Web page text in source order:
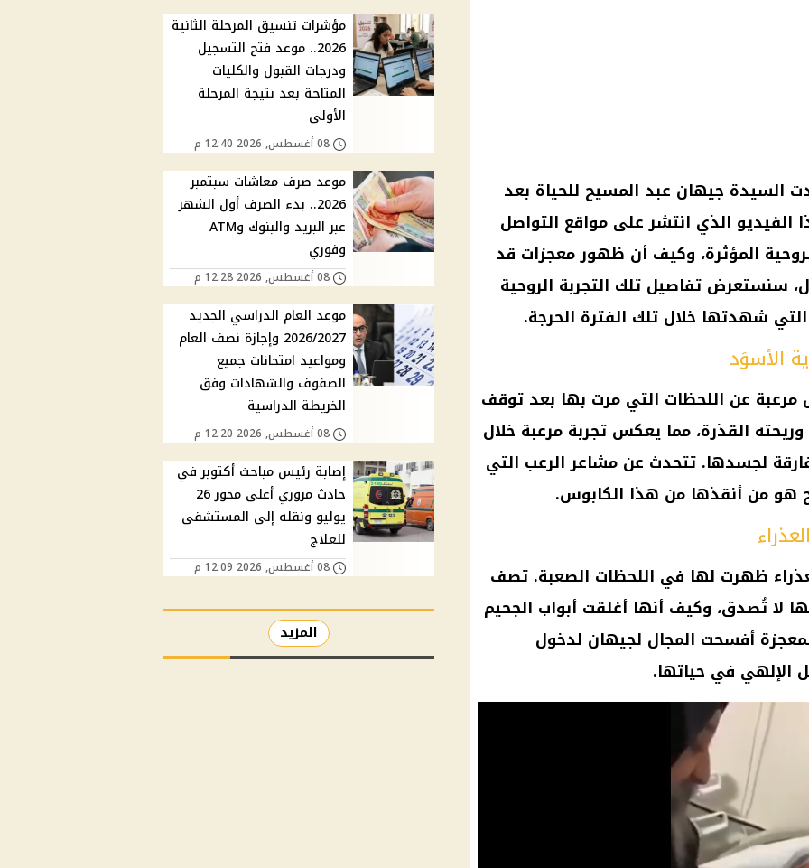
السيدة جيهان عبد المسيح للحياة بعد
مواقع التواصل
المؤثرة، وكيف أن ظهور معجزات قد
سنستعرض تفاصيل تلك التجربة الروحية
شهدتها خلال تلك الفترة الحرجة.
الأسوَد
عن اللحظات التي مرت بها بعد توقف
القذرة، مما يعكس تجربة مرعبة خلال
لجسدها. تتحدث عن مشاعر الرعب التي
هو من أنقذها من هذا الكابوس.
ظهرت لها في اللحظات الصعبة. تصف
لا تُصدق، وكيف أنها أغلقت أبواب الجحيم
أفسحت المجال لجيهان لدخول
الإلهي في حياتها.
مؤشرات تنسيق المرحلة الثانية
2026.. موعد فتح التسجيل
ودرجات القبول والكليات
المتاحة بعد نتيجة المرحلة
الأولى
08 أغسطس, 2026 12:40 م
موعد صرف معاشات سبتمبر
2026.. بدء الصرف أول الشهر
عبر البريد والبنوك وATM
وفوري
08 أغسطس, 2026 12:28 م
موعد العام الدراسي الجديد
2026/2027 وإجازة نصف العام
ومواعيد امتحانات جميع
الصفوف والشهادات وفق
الخريطة الدراسية
08 أغسطس, 2026 12:20 م
إصابة رئيس مباحث أكتوبر في
حادث مروري أعلى محور 26
يوليو ونقله إلى المستشفى
للعلاج
08 أغسطس, 2026 12:09 م
المزيد